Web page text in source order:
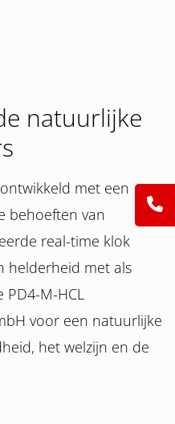
natuurlijke
met een
behoeften van
real-time klok
helderheid met als
M-HCL
voor een natuurlijke
het welzijn en de